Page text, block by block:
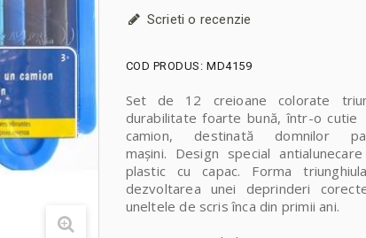
Scrieti o recenzie
COD PRODUS: MD4159
Set de 12 creioane colorate
durabilitate foarte bună, într-o
camion, destinată domnilor
mașini. Design special
plastic cu capac. Forma
dezvoltarea unei deprinderi
uneltele de scris înca din primii ani.